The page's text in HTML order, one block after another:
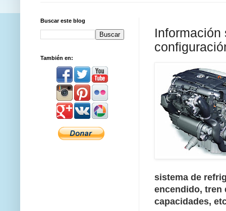
sistema de
encendido, tren
capacidades,
Buscar este blog
También en: